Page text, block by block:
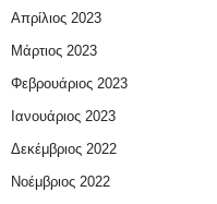
Απρίλιος 2023
Μάρτιος 2023
Φεβρουάριος 2023
Ιανουάριος 2023
Δεκέμβριος 2022
Νοέμβριος 2022